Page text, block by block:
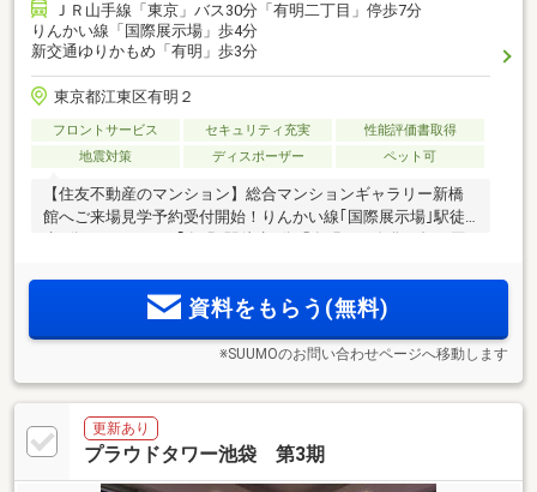
ＪＲ山手線「東京」バス30分「有明二丁目」停歩7分
りんかい線「国際展示場」歩4分
新交通ゆりかもめ「有明」歩3分
東京都江東区有明２
フロントサービス セキュリティ充実
性能評価書取得
地震対策
ディスポーザー ペット可
【住友不動産のマンション】総合マンションギャラリー新橋
館へご来場見学予約受付開始！りんかい線｢国際展示場｣駅徒
(※5)。その象徴、地上33階建・全1539邸のトリプルタワー
資料をもらう(無料)
※SUUMOのお問い合わせページへ移動します
更新あり
プラウドタワー池袋 第3期